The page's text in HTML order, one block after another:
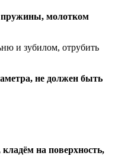
пружины, молотком
и зубилом, отрубить
не должен быть
на поверхность,